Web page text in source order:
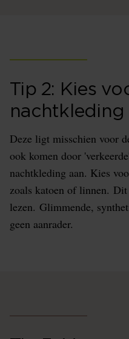
Tip 2: Kies
nachtkleding
Deze ligt misschien voor
ook komen door
nachtkleding aan. Kies
zoals katoen of linnen.
lezen. Glimmende,
geen aanrader.